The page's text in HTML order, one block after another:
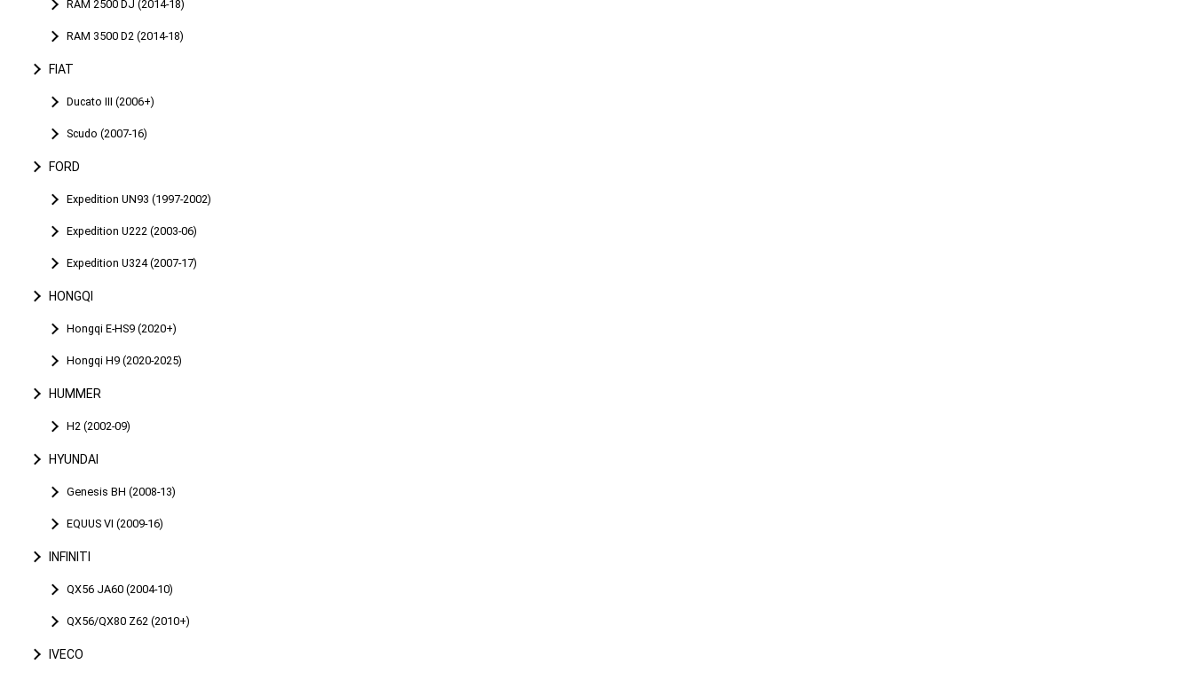
RAM 2500 DJ (2014-18)
RAM 3500 D2 (2014-18)
FIAT
Ducato III (2006+)
Scudo (2007-16)
FORD
Expedition UN93 (1997-2002)
Expedition U222 (2003-06)
Expedition U324 (2007-17)
HONGQI
Hongqi E-HS9 (2020+)
Hongqi H9 (2020-2025)
HUMMER
H2 (2002-09)
HYUNDAI
Genesis BH (2008-13)
EQUUS VI (2009-16)
INFINITI
QX56 JA60 (2004-10)
QX56/QX80 Z62 (2010+)
IVECO